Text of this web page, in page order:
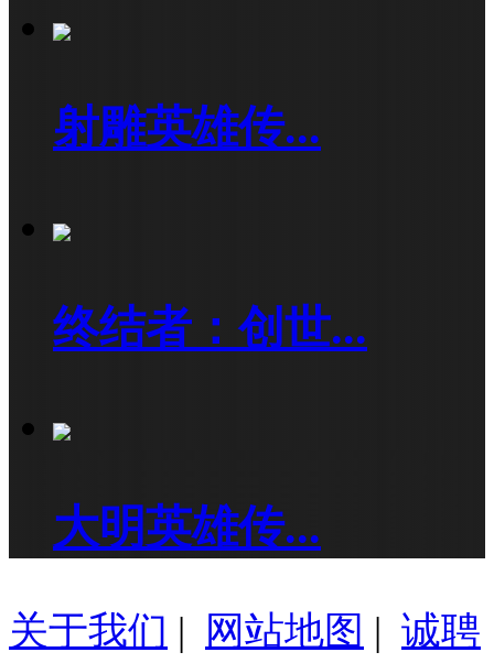
射雕英雄传...
终结者：创世...
大明英雄传...
关于我们 | 网站地图 | 诚聘